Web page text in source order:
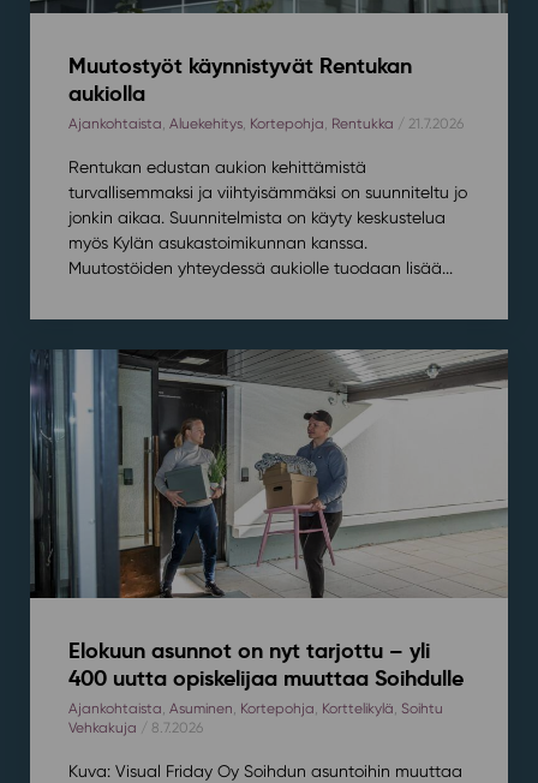
Muutostyöt käynnistyvät Rentukan
aukiolla
Ajankohtaista, Aluekehitys, Kortepohja, Rentukka / 21.7.2026
Rentukan edustan aukion kehittämistä
turvallisemmaksi ja viihtyisämmäksi on suunniteltu jo
jonkin aikaa. Suunnitelmista on käyty keskustelua
myös Kylän asukastoimikunnan kanssa.
Muutostöiden yhteydessä aukiolle tuodaan lisää...
Elokuun asunnot on nyt tarjottu – yli
400 uutta opiskelijaa muuttaa Soihdulle
Ajankohtaista, Asuminen, Kortepohja, Korttelikylä, Soihtu
Vehkakuja / 8.7.2026
Kuva: Visual Friday Oy Soihdun asuntoihin muuttaa